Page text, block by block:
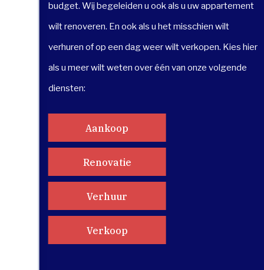
budget. Wij begeleiden u ook als u uw appartement
wilt renoveren. En ook als u het misschien wilt
verhuren of op een dag weer wilt verkopen. Kies hier
als u meer wilt weten over één van onze volgende
diensten:
Aankoop
Renovatie
Verhuur
Verkoop